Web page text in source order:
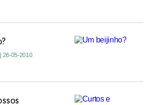
| 26-05-2010